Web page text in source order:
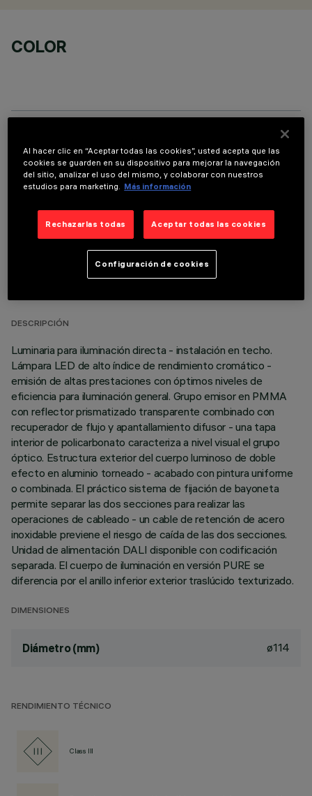
COLOR
ACCESORIOS NECESARIOS
Es necesario pedir uno de los accesorios necesarios para instalar y utilizar correctamente el
DATOS TÉCNICOS
DESCRIPCIÓN
Luminaria para iluminación directa - instalación en techo.
Lámpara LED de alto índice de rendimiento cromático -
emisión de altas prestaciones con óptimos niveles de
eficiencia para iluminación general. Grupo emisor en PMMA
con reflector prismatizado transparente combinado con
recuperador de flujo y apantallamiento difusor - una tapa
interior de policarbonato caracteriza a nivel visual el grupo
óptico. Estructura exterior del cuerpo luminoso de doble
efecto en aluminio torneado - acabado con pintura uniforme
o combinada. El práctico sistema de fijación de bayoneta
permite separar las dos secciones para realizar las
operaciones de cableado - un cable de retención de acero
inoxidable previene el riesgo de caída de las dos secciones.
Unidad de alimentación DALI disponible con codificación
separada. El cuerpo de iluminación en versión PURE se
diferencia por el anillo inferior exterior traslúcido texturizado.
DIMENSIONES
Diámetro (mm) ø114
RENDIMIENTO TÉCNICO
Class III
Al hacer clic en “Aceptar todas las cookies”, usted acepta que las
cookies se guarden en su dispositivo para mejorar la navegación
del sitio, analizar el uso del mismo, y colaborar con nuestros
estudios para marketing. Más información
Rechazarlas todas Aceptar todas las cookies
Configuración de cookies